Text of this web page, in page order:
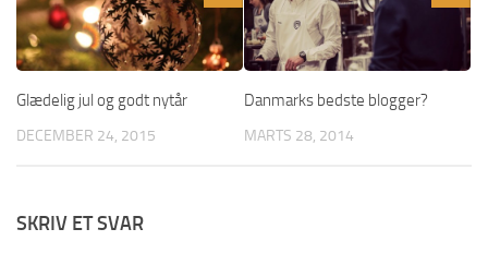
Glædelig jul og godt nytår
DECEMBER 24, 2015
Danmarks bedste blogger?
MARTS 28, 2014
SKRIV ET SVAR